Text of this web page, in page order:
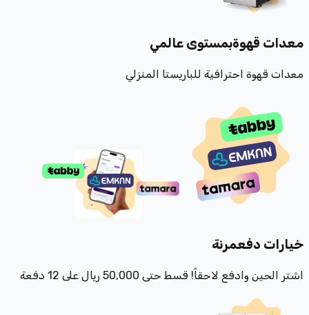
معدات قهوةبمستوى عالمي
معدات قهوة احترافية للباريستا المنزلي
خيارات دفعمرنة
اشتر الحين وادفع لاحقاً! قسط حتى 50,000 ريال على 12 دفعة